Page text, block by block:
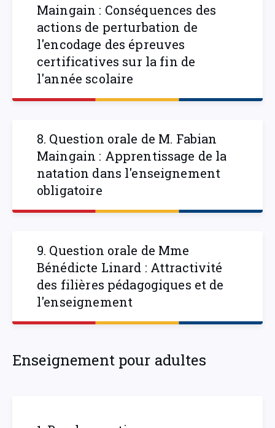
Maingain : Conséquences des
actions de perturbation de
l'encodage des épreuves
certificatives sur la fin de
l'année scolaire
8. Question orale de M. Fabian
Maingain : Apprentissage de la
natation dans l'enseignement
obligatoire
9. Question orale de Mme
Bénédicte Linard : Attractivité
des filières pédagogiques et de
l'enseignement
Enseignement pour adultes